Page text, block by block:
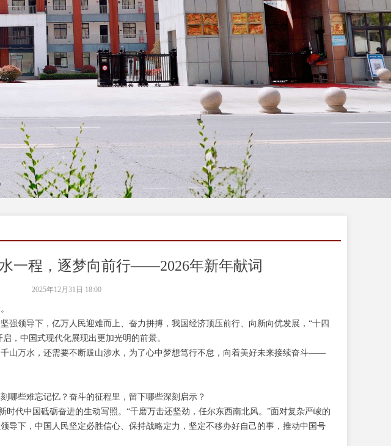
一程，逐梦向前行——2026年新年献词
强领导下，亿万人民迎难而上、奋力拼搏，我国经济顶压前行、向新向优发展，“十四
，中国式现代化展现出更加光明的前景。
山万水，还需要不断跋山涉水，为了心中梦想笃行不怠，向着美好未来接续奋斗——
哪些难忘记忆？奋斗的征程里，留下哪些深刻启示？
时代中国砥砺奋进的生动写照。“千磨万击还坚劲，任尔东西南北风。”面对复杂严峻的
导下，中国人民坚定必胜信心、保持战略定力，坚定不移办好自己的事，推动中国号
2025年12月31日 18:00